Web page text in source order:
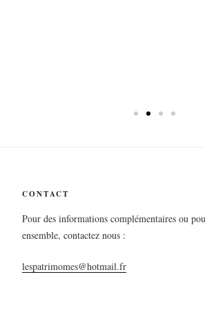
CONTACT
Pour des informations complémentaires ou
ensemble, contactez nous :
lespatrimomes@hotmail.fr